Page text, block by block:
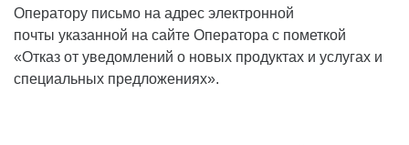
Оператору письмо на адрес электронной
почты указанной на сайте Оператора с пометкой
«Отказ от уведомлений о новых продуктах и услугах и
специальных предложениях».